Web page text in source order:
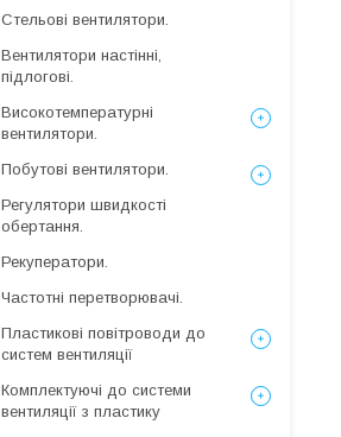
Стельові вентилятори.
Вентилятори настінні,
підлогові.
Високотемпературні
вентилятори.
Побутові вентилятори.
Регулятори швидкості
обертання.
Рекуператори.
Частотні перетворювачі.
Пластикові повітроводи до
систем вентиляції
Комплектуючі до системи
вентиляції з пластику